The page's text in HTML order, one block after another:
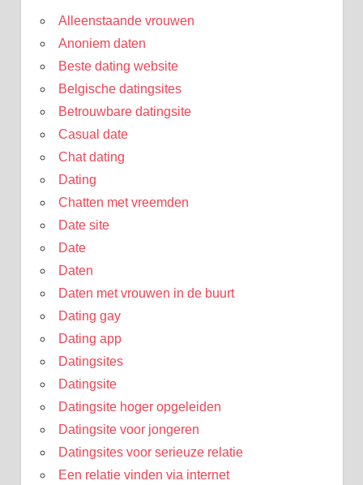
Alleenstaande vrouwen
Anoniem daten
Beste dating website
Belgische datingsites
Betrouwbare datingsite
Casual date
Chat dating
Dating
Chatten met vreemden
Date site
Date
Daten
Daten met vrouwen in de buurt
Dating gay
Dating app
Datingsites
Datingsite
Datingsite hoger opgeleiden
Datingsite voor jongeren
Datingsites voor serieuze relatie
Een relatie vinden via internet